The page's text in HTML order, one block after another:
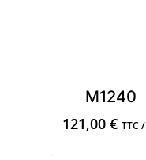
M1240
121,00€ TTC